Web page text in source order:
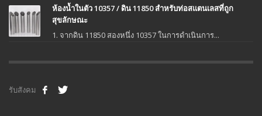
ห้องน้ำในตัว 10357 / ดิน 11850 สำหรับท่อสแตนเลสที่ถูก
สุขลักษณะ
1. จากดิน 11850 สองหนึ่ง 10357 ในการดำเนินการ...
รับสังคม